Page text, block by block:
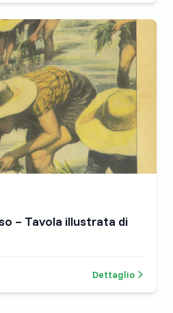
– Tavola illustrata di
Dettaglio